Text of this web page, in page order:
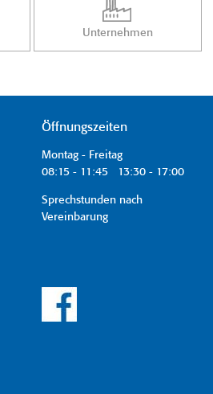
Unternehmen
Öffnungszeiten
Montag - Freitag
08:15 - 11:45 13:30 - 17:00
Sprechstunden nach
Vereinbarung